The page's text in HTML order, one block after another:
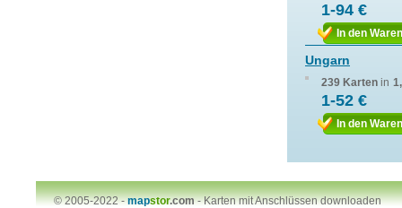
1-94 €
In den
Ungarn
239 Karten in
1-52 €
In den
© 2005-2022 -mapstor.com-Karten mit Anschlüssen downloaden